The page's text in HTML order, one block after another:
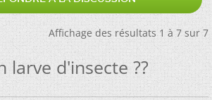
Affichage des résultats 1 à 7 sur 7
larve d'insecte ??